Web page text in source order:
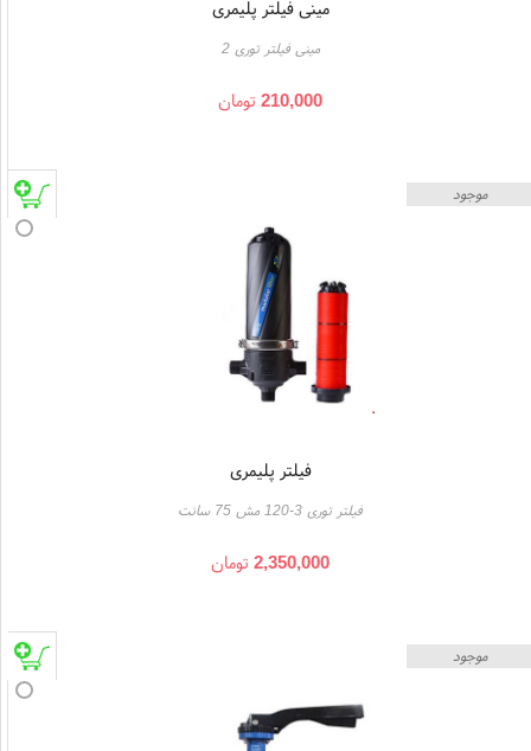
مینی فیلتر پلیمری
مینی فیلتر توری 2
210,000تومان
موجود
فیلتر پلیمری
فیلتر توری 3-120 مش 75 سانت
2,350,000تومان
موجود